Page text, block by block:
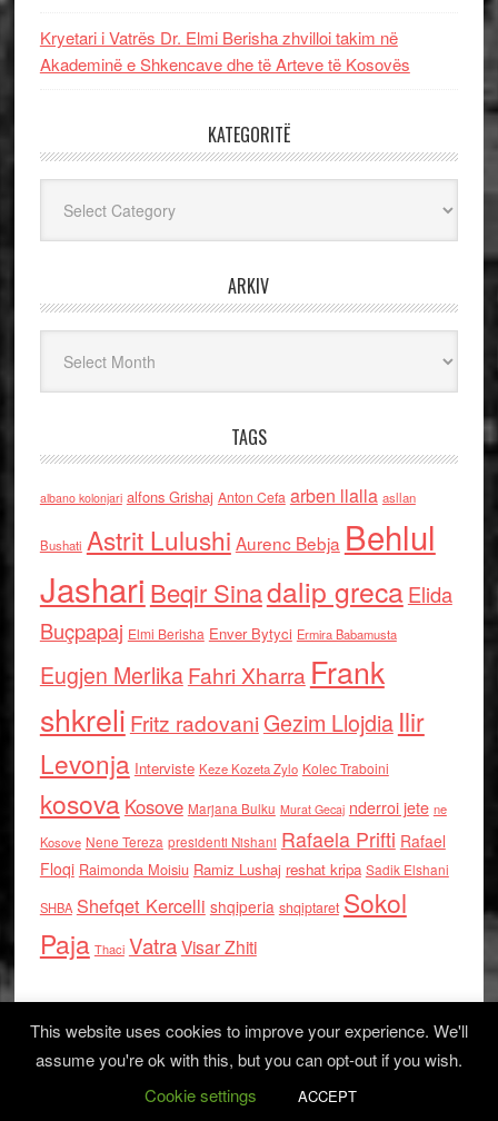
Kryetari i Vatrës Dr. Elmi Berisha zhvilloi takim në
Akademinë e Shkencave dhe të Arteve të Kosovës
KATEGORITË
ARKIV
TAGS
albano kolonjari alfons Grishaj Anton Cefa arben llalla asllan
Bushati Astrit Lulushi Aurenc Bebja Behlul
Jashari Beqir Sinadalip grecaElida
Buçpapaj Elmi Berisha Enver Bytyci Ermira Babamusta
Eugjen MerlikaFahri Xharra Frank
shkreli Fritz radovaniGezim Llojdia Ilir
Levonja Interviste Keze Kozeta Zylo Kolec Traboini
kosova Kosove Marjana Bulku Murat Gecaj nderroi jete ne
Kosove Nene Tereza presidenti Nishani Rafaela Prifti Rafael
Floqi Raimonda Moisiu Ramiz Lushaj reshat kripa Sadik Elshani
SHBA Shefqet Kercelli shqiperia shqiptaret Sokol
Paja Thaci VatraVisar Zhiti
Log in
This website uses cookies to improve your experience. We'll
assume you're ok with this, but you can opt-out if you wish.
Cookie settings
ACCEPT